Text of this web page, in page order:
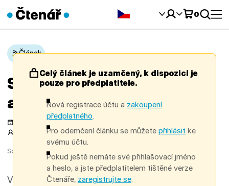
0
Článek
Setkání klidu, práce
a umělé inteligence
Publikováno 27. 5. 2026
Markéta Beyerová
#knihovny a AI
Sdílet:
Ve středu 28. ledna se v Opavě otevřelo unikátní
Celý článek je uzamčený, k dispozici je
pouze pro předplatitele.
Nová registrace účtu a zakoupení
předplatného
Pro odemčení článku se můžete přihlásit ke
svému účtu.
Pokud ještě nemáte své přihlašovací jméno
a heslo, a jste předplatitelem tištěné verze
Čtenáře, zaregistrujte se.